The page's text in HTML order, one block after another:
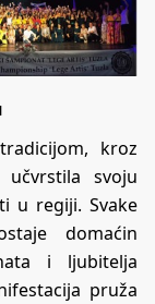
kroz
učvrstila svoju
u regiji. Svake
domaćin
i ljubitelja
pruža